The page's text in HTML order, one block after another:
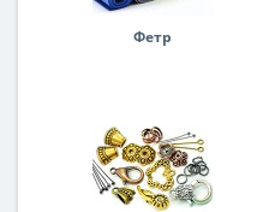
Фетр